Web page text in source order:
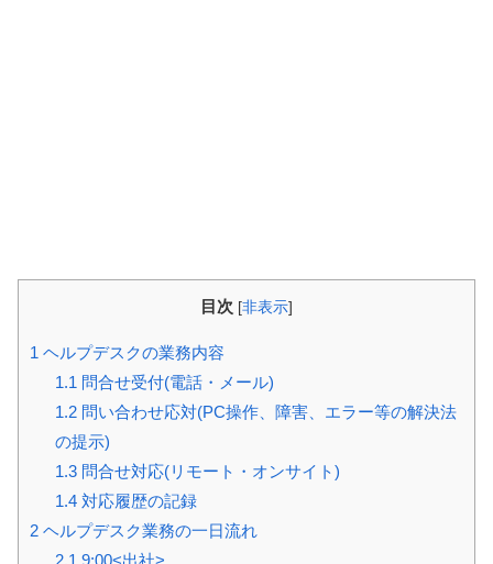
目次 [非表示]
1 ヘルプデスクの業務内容
1.1問合せ受付(電話・メール)
1.2問い合わせ応対(PC操作、障害、エラー等の解決法
の提示)
1.3問合せ対応(リモート・オンサイト)
1.4対応履歴の記録
2 ヘルプデスク業務の一日流れ